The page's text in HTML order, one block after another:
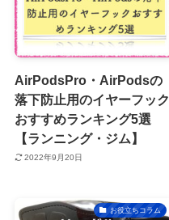
AirPodsPro・AirPodsの
落下防止用のイヤーフック
おすすめランキング5選
【ランニング・ジム】
2022年9月20日
お役立ちコラム